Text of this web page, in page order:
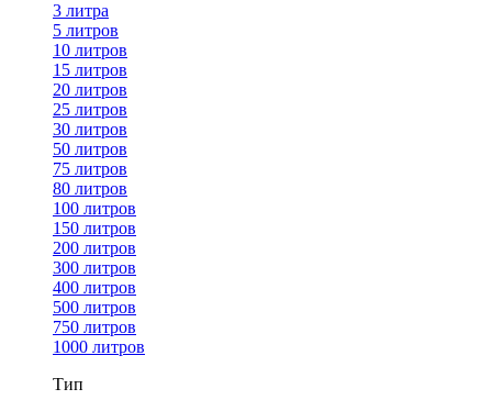
3 литра
5 литров
10 литров
15 литров
20 литров
25 литров
30 литров
50 литров
75 литров
80 литров
100 литров
150 литров
200 литров
300 литров
400 литров
500 литров
750 литров
1000 литров
Тип